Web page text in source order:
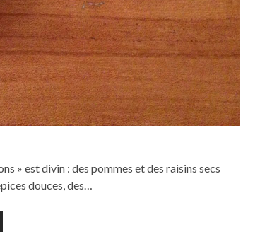
» est divin : des pommes et des raisins secs
douces, des…